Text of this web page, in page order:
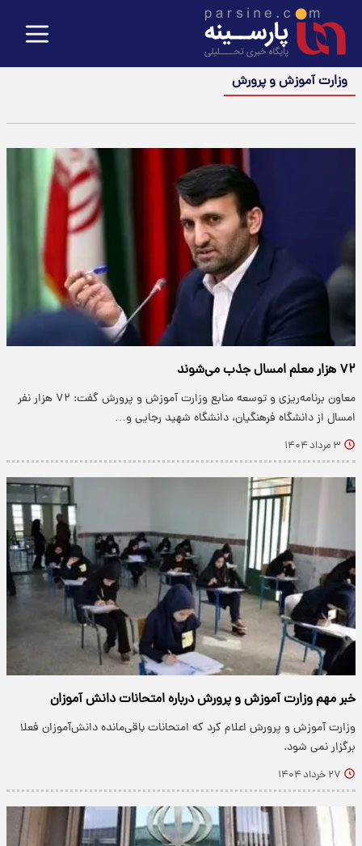
وزارت آموزش و پرورش
۷۲ هزار معلم امسال جذب می‌شوند
معاون برنامه‌ریزی و توسعه منابع وزارت آموزش و پرورش گفت: ۷۲ هزار نفر
امسال از دانشگاه فرهنگیان، دانشگاه شهید رجایی و…
۳ مرداد ۱۴۰۴
خبر مهم وزارت آموزش و پرورش درباره امتحانات دانش آموزان
وزارت آموزش و پرورش اعلام کرد که امتحانات باقی‌مانده دانش‌آموزان فعلا
برگزار نمی شود.
۲۷ خرداد ۱۴۰۴